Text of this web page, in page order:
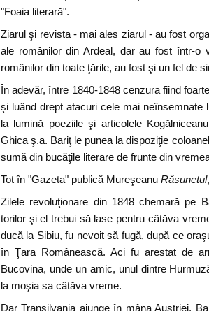
"Foaia literară".
Ziarul şi revista - mai ales ziarul - au fost
ale românilor din Ardeal, dar au fost într-o
românilor din toate ţările, au fost şi un fel de
În adevăr, între 1840-1848 cenzura fiind
şi luând drept atacuri cele mai neînsemnate
la lumină poeziile şi articolele
Ghica ş.a. Bariţ le punea la dispoziţie
sumă din bucăţile literare de frunte din
Tot în "Gazeta" publică Mureşeanu Răsunetul
Zilele revoluţionare din 1848 chemară pe
torilor şi el trebui să lase pentru câtăva
ducă la Sibiu, fu nevoit să fugă, după ce
în Ţara Românească. Aci fu arestat de
Bucovina, unde un amic, unul dintre
la moşia sa câtăva vreme.
Dar Transilvania ajunge în mâna Austriei.